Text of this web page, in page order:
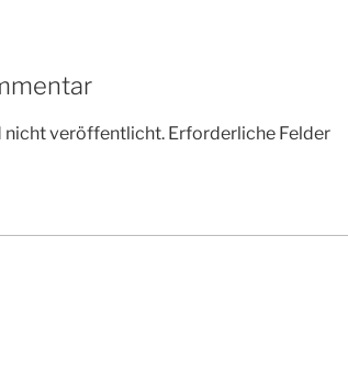
nicht veröffentlicht. Erforderliche Felder